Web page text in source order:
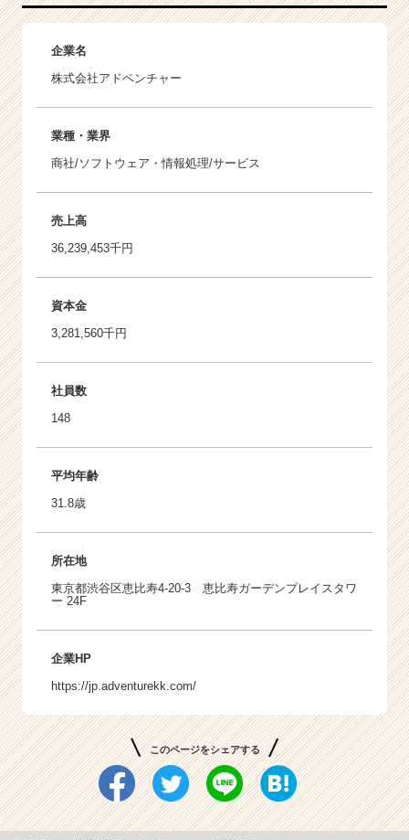
企業名
株式会社アドベンチャー
業種・業界
商社/ソフトウェア・情報処理/サービス
売上高
36,239,453千円
資本金
3,281,560千円
社員数
148
平均年齢
31.8歳
所在地
東京都渋谷区恵比寿4-20-3 恵比寿ガーデンプレイスタワ
ー 24F
企業HP
https://jp.adventurekk.com/
このページをシェアする